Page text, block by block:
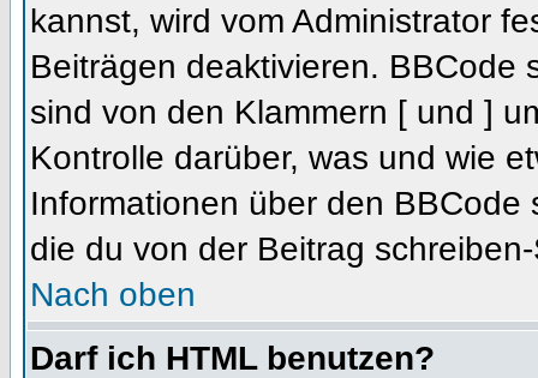
kannst, wird vom Administrator
Beiträgen deaktivieren. BBCode
sind von den Klammern [ und ]
Kontrolle darüber, was und wie
Informationen über den
die du von der Beitrag
Nach oben
Darf ich HTML benutzen?